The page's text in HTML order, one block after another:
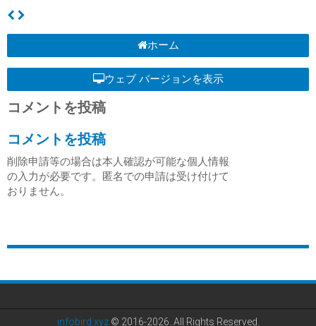
ホーム
ウェブ バージョンを表示
コメントを投稿
コメントを投稿
削除申請等の場合は本人確認が可能な個人情報
の入力が必要です。匿名での申請は受け付けて
おりません。
infobird.xyz© 2016-2026. All Rights Reserved.